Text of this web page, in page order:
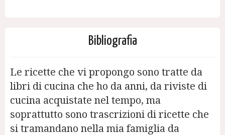
Bibliografia
Le ricette che vi propongo sono tratte da
libri di cucina che ho da anni, da riviste di
cucina acquistate nel tempo, ma
soprattutto sono trascrizioni di ricette che
si tramandano nella mia famiglia da